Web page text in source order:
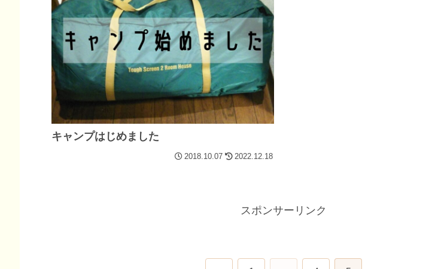
キャンプはじめました
2018.10.07 2022.12.18
スポンサーリンク